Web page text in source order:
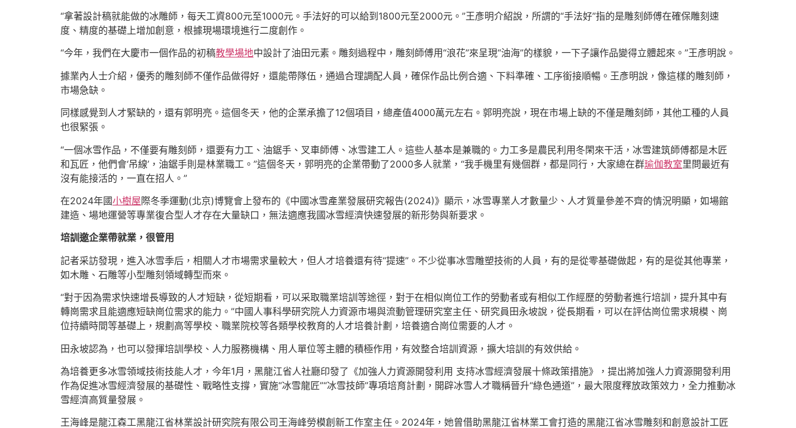
“拿著設計稿就能做的冰雕師，每天工資800元至1000元。手法好的可以給到1800元至2000元。”王彥明介紹說，所謂的“手法好”指的是雕刻師傅在確保雕刻速
度、精度的基礎上增加創意，根據現場環境進行二度創作。
“今年，我們在大慶市一個作品的初稿教學場地中設計了油田元素。雕刻過程中，雕刻師傅用“浪花”來呈現“油海”的樣貌，一下子讓作品變得立體起來。”王彥明說。
據業內人士介紹，優秀的雕刻師不僅作品做得好，還能帶隊伍，通過合理調配人員，確保作品比例合適、下料準確、工序銜接順暢。王彥明說，像這樣的雕刻師，
市場急缺。
同樣感覺到人才緊缺的，還有郭明亮。這個冬天，他的企業承擔了12個項目，總產值4000萬元左右。郭明亮說，現在市場上缺的不僅是雕刻師，其他工種的人員
也很緊張。
“一個冰雪作品，不僅要有雕刻師，還要有力工、油鋸手、叉車師傅、冰雪建工人。這些人基本是兼職的。力工多是農民利用冬閑來干活，冰雪建筑師傅都是木匠
和瓦匠，他們會‘吊線’，油鋸手則是林業職工。”這個冬天，郭明亮的企業帶動了2000多人就業，“我手機里有幾個群，都是同行，大家總在群瑜伽教室里問最近有
沒有能接活的，一直在招人。”
在2024年國小樹屋際冬季運動(北京)博覽會上發布的《中國冰雪產業發展研究報告(2024)》顯示，冰雪專業人才數量少、人才質量參差不齊的情況明顯，如場館
建造、場地運營等專業復合型人才存在大量缺口，無法適應我國冰雪經濟快速發展的新形勢與新要求。
培訓邀企業帶就業，很管用
記者采訪發現，進入冰雪季后，相關人才市場需求量較大，但人才培養還有待“提速”。不少從事冰雪雕塑技術的人員，有的是從零基礎做起，有的是從其他專業，
如木雕、石雕等小型雕刻領域轉型而來。
“對于因為需求快速增長導致的人才短缺，從短期看，可以采取職業培訓等途徑，對于在相似崗位工作的勞動者或有相似工作經歷的勞動者進行培訓，提升其中有
轉崗需求且能適應短缺崗位需求的能力。”中國人事科學研究院人力資源市場與流動管理研究室主任、研究員田永坡說，從長期看，可以在評估崗位需求規模、崗
位持續時間等基礎上，規劃高等學校、職業院校等各類學校教育的人才培養計劃，培養適合崗位需要的人才。
田永坡認為，也可以發揮培訓學校、人力服務機構、用人單位等主體的積極作用，有效整合培訓資源，擴大培訓的有效供給。
為培養更多冰雪領域技術技能人才，今年1月，黑龍江省人社廳印發了《加強人力資源開發利用 支持冰雪經濟發展十條政策措施》，提出將加強人力資源開發利用
作為促進冰雪經濟發展的基礎性、戰略性支撐，實施“冰雪龍匠”“冰雪技師”專項培育計劃，開辟冰雪人才職稱晉升“綠色通道”，最大限度釋放政策效力，全力推動冰
雪經濟高質量發展。
王海峰是龍江森工黑龍江省林業設計研究院有限公司王海峰勞模創新工作室主任。2024年，她曾借助黑龍江省林業工會打造的黑龍江省冰雪雕刻和創意設計工匠